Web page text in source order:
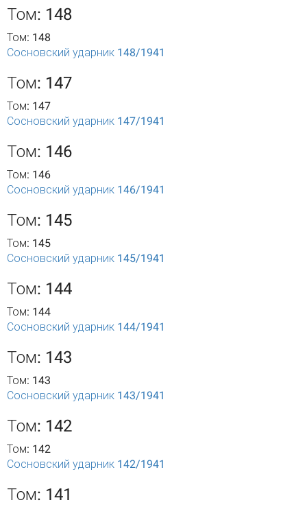
Том: 148
Том: 148
Сосновский ударник 148/1941
Том: 147
Том: 147
Сосновский ударник 147/1941
Том: 146
Том: 146
Сосновский ударник 146/1941
Том: 145
Том: 145
Сосновский ударник 145/1941
Том: 144
Том: 144
Сосновский ударник 144/1941
Том: 143
Том: 143
Сосновский ударник 143/1941
Том: 142
Том: 142
Сосновский ударник 142/1941
Том: 141